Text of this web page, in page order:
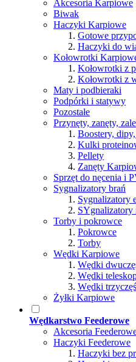
Akcesoria Karpiowe
Biwak
Haczyki Karpiowe
Gotowe
Haczyki do
Kołowrotki
Kołowrotki z
Kołowrotki z
Maty i podbieraki
Podpórki i statywy
Pozostałe
Przynęty, zanęty,
Boostery,
Kulki
Pellety
Zanęty
Sprzęt do nęcenia i
Sygnalizatory brań
Sygnalizatory
SYgnalizatory
Torby i pokrowce
Pokrowce
Torby
Wędki Karpiowe
Wędki
Wędki
Wędki
Żyłki Karpiowe
Wędkarstwo Feederowe
Akcesoria
Haczyki Feederowe
Haczyki bez